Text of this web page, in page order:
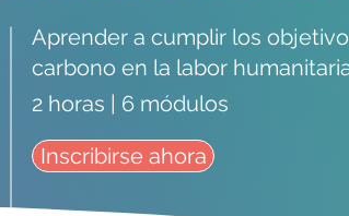
Aprender a cumplir los
carbono en la labor
2 horas | 6 módulos
Inscribirse ahora